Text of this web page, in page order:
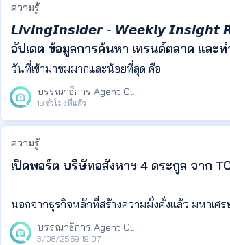
ความรู้
𝙇𝙞𝙫𝙞𝙣𝙜𝙄𝙣𝙨𝙞𝙙𝙚𝙧 - 𝙒𝙚𝙚𝙠𝙡𝙮 𝙄𝙣𝙨𝙞𝙜𝙝𝙩
อัปเดต ข้อมูลการค้นหา เทรนด์ตลาด และ
Insight ที่ช่วยให้คุณเข้าใจพฤติกรรมผู้ค้น
ในที่เดียว
วันที่เข้ามาชมมากและน้อยที่สุด คือ
บรรณาธิการ Agent Club
18 ชั่วโมงที่แล้ว
ความรู้
เปิดพอร์ต บริษัทอสังหาฯ 4 ตระกูล จาก
นอกจากธุรกิจหลักที่สร้างความมั่งคั่งแล้ว มหาเศ
มทรัพย์ ผ่านการพัฒนาโครงการและการลงทุนใน
ษฐีไทย มีบริษัทอสังหาริมทรัพย์อะไรอยู่ในเครือบ้าง
บรรณาธิการ Agent Club
3/08/2569 19:07